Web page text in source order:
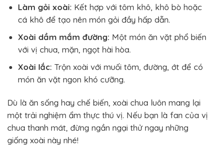
Làm gỏi xoài: Kết hợp với tôm khô, khô bò hoặc
cá khô để tạo nên món gỏi đầy hấp dẫn.
Xoài dầm mắm đường: Một món ăn vặt phổ biến
với vị chua, mặn, ngọt hài hòa.
Xoài lắc: Trộn xoài với muối tôm, đường, ớt để có
món ăn vặt ngon khó cưỡng.
Dù là ăn sống hay chế biến, xoài chua luôn mang lại
một trải nghiệm ẩm thực thú vị. Nếu bạn là fan của vị
chua thanh mát, đừng ngần ngại thử ngay những
giống xoài này nhé!